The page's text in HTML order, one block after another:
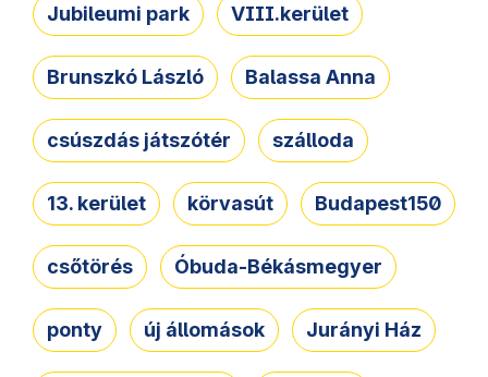
Jubileumi park VIII.kerület
Brunszkó László Balassa Anna
csúszdás játszótér szálloda
13. kerület körvasút Budapest150
csőtörés Óbuda-Békásmegyer
ponty új állomások Jurányi Ház